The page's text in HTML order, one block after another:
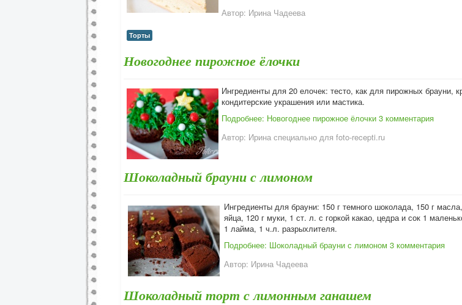
Автор: Ирина Чадеева
Торты
Новогоднее пирожное ёлочки
Ингредиенты для 20 елочек: тесто, как для пирожных брауни,
кондитерские украшения или мастика.
Подробнее: Новогоднее пирожное ёлочки 3 комментария
Автор: Ирина специально для foto-recepti.ru
Шоколадный брауни с лимоном
Ингредиенты для брауни: 150 г темного шоколада, 150 г
яйца, 120 г муки, 1 ст. л. с горкой какао, цедра и сок 1
1 лайма, 1 ч.л. разрыхлителя.
Подробнее: Шоколадный брауни с лимоном 3 комментария
Автор: Ирина Чадеева
Шоколадный торт с лимонным ганашем